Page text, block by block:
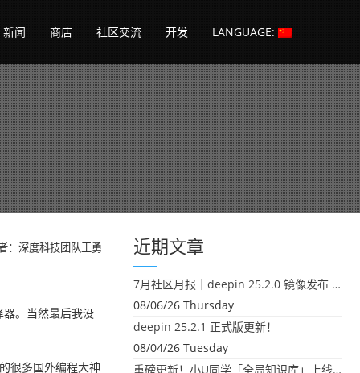
新闻 商店 社区交流 开发 LANGUAGE:
：深度科技团队王勇
。当然最后我没
很多国外编程大神
近期文章
7月社区月报｜deepin 25.2.0 镜像发布 & 小U同学定时任务上线
08/06/26 Thursday
deepin 25.2.1 正式版更新！
08/04/26 Tuesday
重磅更新！小U同学「全局知识库」上线：你的本地文件，终于"活"起来了